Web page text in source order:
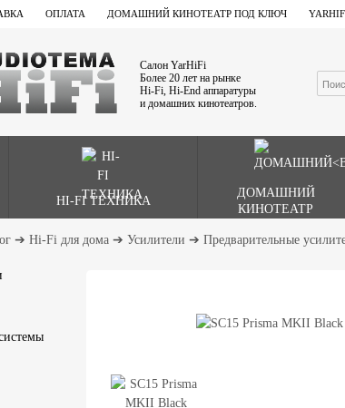
ОПЛАТА ДОМАШНИЙ КИНОТЕАТР ПОД КЛЮЧ
Салон YarHiFi
Более 20 лет на рынке
Hi-Fi, Hi-End аппаратуры
и домашних кинотеатров.
HI-FI ТЕХНИКА
ДОМАШНИЙ
КИНОТЕАТР
➔ Hi-Fi для дома ➔ Усилители ➔ Предварительные